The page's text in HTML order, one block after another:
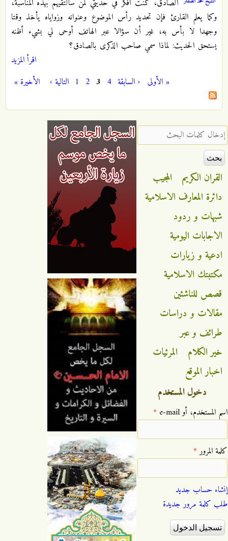
الصادق، كنت أفكر في حديثي لمن سألتقيهم بهذه المناسبة،
وكما يعلم القارئ فإن تحديد رأس الموضوع وعنوانه وزواياه يأخذ وقتا
وجهدا لا بأس به، غير أن سؤالا عبر الهاتف أوحى لي بشيء أظنه
يستحق الحديث: لماذا سمي صاحب الذكرى بالصادق؟
اقرأ المزيد
الصفحات « الأولى ‹ السابقة 1 2 3 4 التالية › الأخيرة »
‏إدخال كلمات البحث ‏
القران الكريم
المجيب
دائرة المعارف الاسلامية
شبهات و ردود
الاجابات اليومية
ادعية و زيارات
مكتبتك الاسلامية
قصص للناشئين
مقالات و دراسات
طرائف و عبر
خير الكلام
المرئيات
اخبار الموقع
دخول المستخدم
‏اسم المستخدم، أو e-mail ‏ *
‏كلمة المرور ‏*
إنشاء حساب جديد
طلب كلمة مرور جديدة